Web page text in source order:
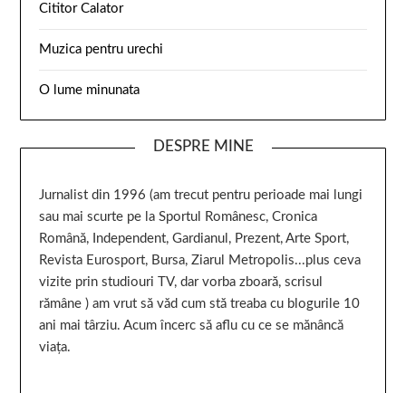
Cititor Calator
Muzica pentru urechi
O lume minunata
DESPRE MINE
Jurnalist din 1996 (am trecut pentru perioade mai lungi
sau mai scurte pe la Sportul Românesc, Cronica
Română, Independent, Gardianul, Prezent, Arte Sport,
Revista Eurosport, Bursa, Ziarul Metropolis...plus ceva
vizite prin studiouri TV, dar vorba zboară, scrisul
rămâne ) am vrut să văd cum stă treaba cu blogurile 10
ani mai târziu. Acum încerc să aflu cu ce se mănâncă
viața.